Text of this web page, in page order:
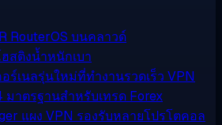
RouterOS บนคลาวด์
สติงน้ำหนักเบา
อร์เนลรุ่นใหม่ที่ทำงานรวดเร็ว VPN
มาตรฐานสำหรับเทรด Forex
แผง VPN รองรับหลายโปรโตคอล